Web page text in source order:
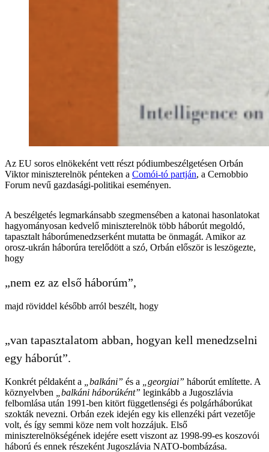
Az EU soros elnökeként vett részt pódiumbeszélgetésen Orbán
Viktor miniszterelnök pénteken a Comói-tó partján, a Cernobbio
Forum nevű gazdasági-politikai eseményen.
A beszélgetés legmarkánsabb szegmensében a katonai hasonlatokat
hagyományosan kedvelő miniszterelnök több háborút megoldó,
tapasztalt háborúmenedzserként mutatta be önmagát. Amikor az
orosz-ukrán háborúra terelődött a szó, Orbán először is leszögezte,
hogy
„nem ez az első háborúm”,
majd röviddel később arról beszélt, hogy
„van tapasztalatom abban, hogyan kell menedzselni
egy háborút”.
Konkrét példaként a „balkáni” és a „georgiai” háborút említette. A
köznyelvben
„balkáni háborúként” leginkább a Jugoszlávia
felbomlása után 1991-ben kitört függetlenségi és polgárháborúkat
szokták nevezni. Orbán ezek idején egy kis ellenzéki párt vezetője
volt, és így semmi köze nem volt hozzájuk. Első
miniszterelnökségének idejére esett viszont az 1998-99-es koszovói
háború és ennek részeként Jugoszlávia NATO-bombázása.